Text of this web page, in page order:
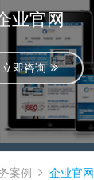
业官网
立即咨询
案例 企业官网